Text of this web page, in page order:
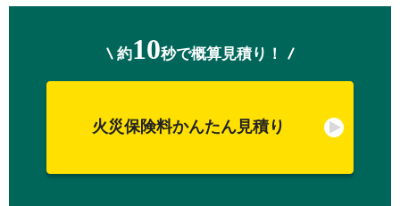
約10秒で概算見積り！
火災保険料かんたん見積り